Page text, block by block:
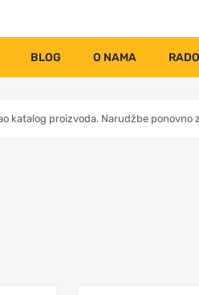
BLOG O NAMA
katalog proizvoda. Narudžbe ponovno